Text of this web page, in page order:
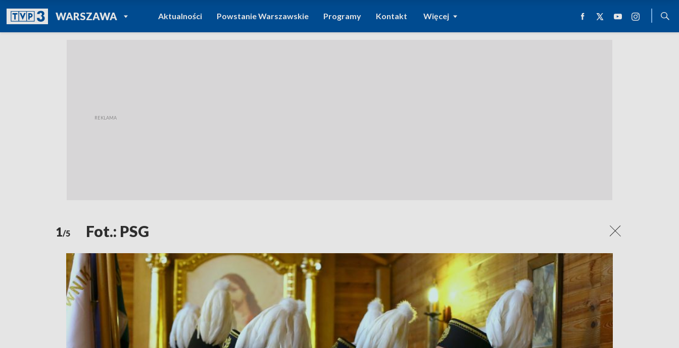
WARSZAWAPOWRÓT DO
TVP REGIONY
Aktualności Powstanie Warszawskie Programy Kontakt Więcej
1/5 Fot.: PSG